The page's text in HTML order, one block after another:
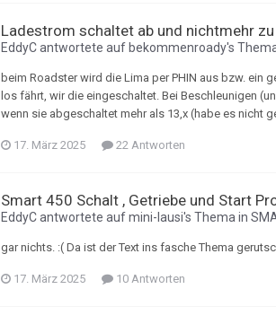
Ladestrom schaltet ab und nichtmehr
EddyCantwortete auf bekommenroady's
beim Roadster wird die Lima per PHIN aus bzw. ein
los fährt, wir die eingeschaltet. Bei Beschleunigen
wenn sie abgeschaltet mehr als 13,x (habe es nicht
17. März 2025 22 Antworten
Smart 450 Schalt , Getriebe und Start
EddyCantwortete aufmini-lausi's Thema in
gar nichts. :( Da ist der Text ins fasche Thema
17. März 2025 10 Antworten